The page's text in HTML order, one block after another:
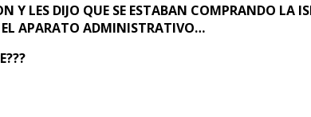
Y LES DIJO QUE SE ESTABAN COMPRANDO LA
APARATO ADMINISTRATIVO…